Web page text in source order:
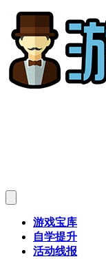
游戏宝库
自学提升
活动线报